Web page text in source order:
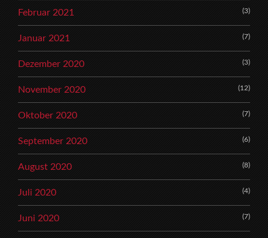
Februar 2021 (3)
Januar 2021 (7)
Dezember 2020 (3)
November 2020 (12)
Oktober 2020 (7)
September 2020 (6)
August 2020 (8)
Juli 2020 (4)
Juni 2020 (7)